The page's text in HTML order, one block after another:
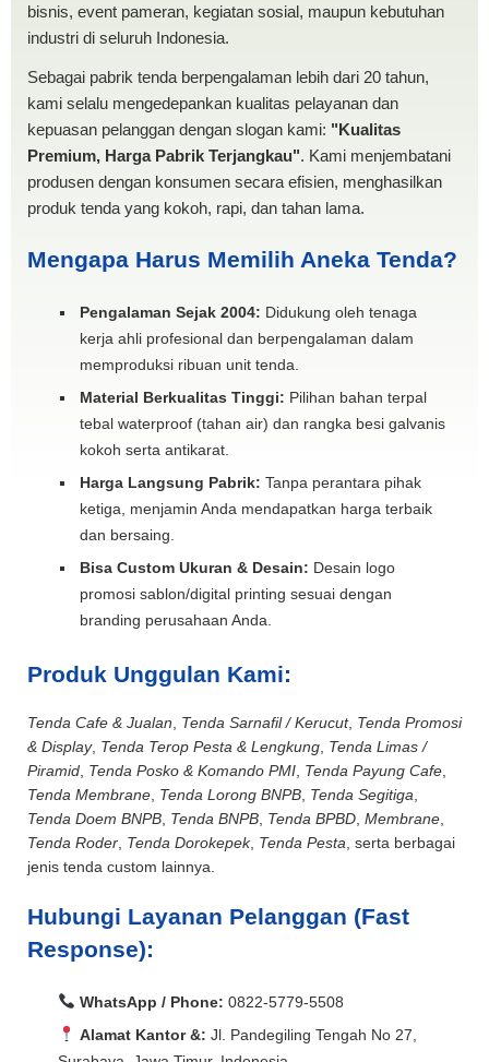
bisnis, event pameran, kegiatan sosial, maupun kebutuhan
industri di seluruh Indonesia.
Sebagai pabrik tenda berpengalaman lebih dari 20 tahun,
kami selalu mengedepankan kualitas pelayanan dan
kepuasan pelanggan dengan slogan kami: "Kualitas
Premium, Harga Pabrik Terjangkau". Kami menjembatani
produsen dengan konsumen secara efisien, menghasilkan
produk tenda yang kokoh, rapi, dan tahan lama.
Mengapa Harus Memilih Aneka Tenda?
Pengalaman Sejak 2004: Didukung oleh tenaga
kerja ahli profesional dan berpengalaman dalam
memproduksi ribuan unit tenda.
Material Berkualitas Tinggi: Pilihan bahan terpal
tebal waterproof (tahan air) dan rangka besi galvanis
kokoh serta antikarat.
Harga Langsung Pabrik: Tanpa perantara pihak
ketiga, menjamin Anda mendapatkan harga terbaik
dan bersaing.
Bisa Custom Ukuran & Desain: Desain logo
promosi sablon/digital printing sesuai dengan
branding perusahaan Anda.
Produk Unggulan Kami:
Tenda Cafe & Jualan Tenda Sarnafil / Kerucut, Tenda Promosi
& Display, Tenda Terop Pesta & Lengkung Tenda Limas /
Piramid Tenda Posko & Komando PMI Tenda Payung Cafe
Tenda Membrane Tenda Lorong BNPB Tenda Segitiga
Tenda Doem BNPB Tenda BNPB Tenda BPBD Membrane
Tenda Roder Tenda Dorokepek, Tenda Pesta , serta berbagai
jenis tenda custom lainnya.
Hubungi Layanan Pelanggan (Fast
Response):
WhatsApp / Phone: 0822-5779-5508
Alamat Kantor &: Jl. Pandegiling Tengah No 27,